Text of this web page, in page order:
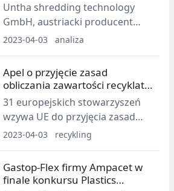
Untha shredding technology
GmbH, austriacki producent
przemysłowych systemów
kolejny rekordowy obrót, nowa
spółka zależna w Turcji, poprawa
sytuacji w zakresie zaopatrzenia,
innowacje produktowe i dalszy
rozwój w dziedzinie cyfryzacji, a
także 50 nowych pracowników.
2023-04-03 analiza
Apel o przyjęcie zasad
obliczania zawartości recyklatu
z recyklingu chemicznego
31 europejskich stowarzyszeń
wzywa UE do przyjęcia zasad
obliczania zawartości recyklatu
sztucznych
2023-04-03 recykling
Gastop-Flex firmy Ampacet w
finale konkursu Plastics